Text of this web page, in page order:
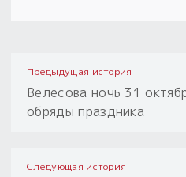
Предыдущая история
Велесова ночь 31
обряды праздника
Следующая история